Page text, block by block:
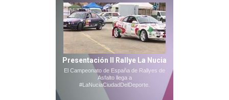
Presentación II Rallye La Nucia
El Campeonato de España de Rallyes de
Asfalto llega a
#LaNuciaCiudadDelDeporte.